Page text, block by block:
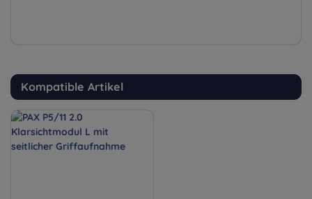
Kompatible Artikel